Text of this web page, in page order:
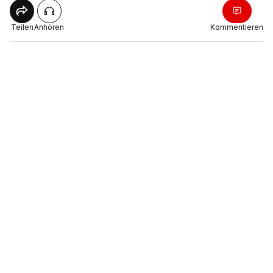
TeilenAnhören Kommentieren